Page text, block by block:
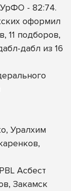
УрФО - 82:74.
оформил
11 подборов,
дабл из 16
Уралхим
Асбест
Закамск